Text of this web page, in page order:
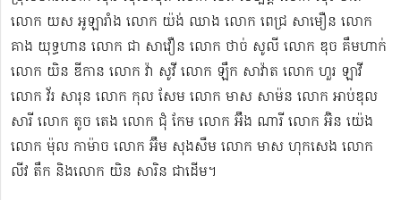
លោក យស អូឡារាំង លោក យ៉ង់ ឈាង លោក ពេជ្រ សាមឿន លោក
គាង យុទ្ធហាន លោក ជា សាវឿន លោក ថាច់ សូលី លោក ឌុច គឹមហាក់
លោក យិន ឌីកាន លោក វ៉ា សូវី លោក ឡឹក សាវ៉ាត លោក ហួរ ឡាវី
លោក វ័រ សារុន​ លោក កុល សែម លោក មាស សាម៉ន លោក អាប់ឌុល
សារី លោក តូច តេង លោក ជុំ កែម លោក អ៊ឹង ណារី លោក អ៊ិន យ៉េង​​
លោក ម៉ុល កាម៉ាច លោក អ៊ឹម សុងសឺម ​លោក មាស ហុក​សេង លោក​ ​​
លីវ តឹក និងលោក យិន សារិន ជាដើម។